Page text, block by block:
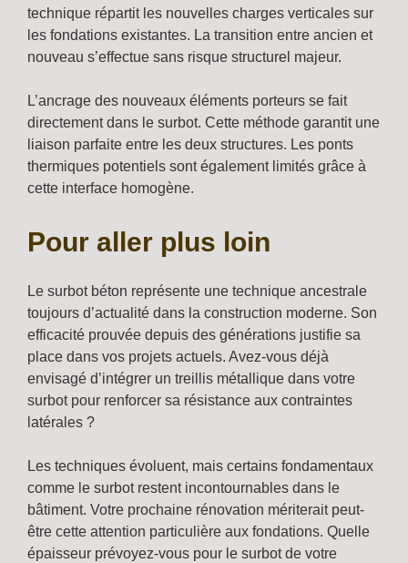
technique répartit les nouvelles charges verticales sur
les fondations existantes. La transition entre ancien et
nouveau s’effectue sans risque structurel majeur.
L’ancrage des nouveaux éléments porteurs se fait
directement dans le surbot. Cette méthode garantit une
liaison parfaite entre les deux structures. Les ponts
thermiques potentiels sont également limités grâce à
cette interface homogène.
Pour aller plus loin
Le surbot béton représente une technique ancestrale
toujours d’actualité dans la construction moderne. Son
efficacité prouvée depuis des générations justifie sa
place dans vos projets actuels. Avez-vous déjà
envisagé d’intégrer un treillis métallique dans votre
surbot pour renforcer sa résistance aux contraintes
latérales ?
Les techniques évoluent, mais certains fondamentaux
comme le surbot restent incontournables dans le
bâtiment. Votre prochaine rénovation mériterait peut-
être cette attention particulière aux fondations. Quelle
épaisseur prévoyez-vous pour le surbot de votre